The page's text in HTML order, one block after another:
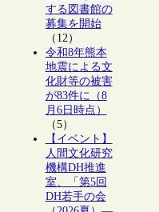
する図書館の
募集を開始
（12）
令和8年熊本
地震による文
化財等の被害
が83件に（8
月6日時点）
（5）
【イベント】
人間文化研究
機構DH推進
室、「第5回
DH若手の会